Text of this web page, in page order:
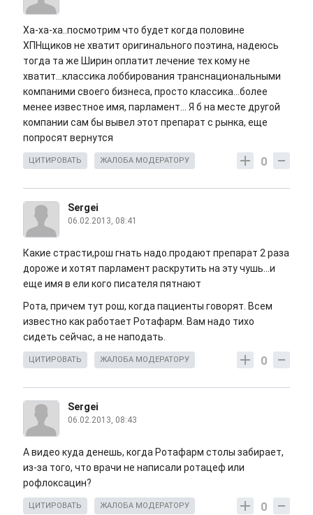
Ха-ха-ха..посмотрим что будет когда половине
ХПНщиков не хватит оригинального поэтина, надеюсь
тогда та же Ширин оплатит лечение тех кому не
хватит...классика лоббирования транснациональными
компаними своего бизнеса, просто классика...более
менее известное имя, парламент... Я б на месте другой
компании сам бы вывел этот препарат с рынка, еще
попросят вернутся
0
ЦИТИРОВАТЬ ЖАЛОБА МОДЕРАТОРУ
Sergei
06.02.2013, 08:41
Какие страсти,рош гнать надо.продают препарат 2 раза
дороже и хотят парламент раскрутить на эту чушь...и
еще имя в ели кого писателя пятнают
Рота, причем тут рош, когда пациенты говорят. Всем
известно как работает Ротафарм. Вам надо тихо
сидеть сейчас, а не наподать.
0
ЦИТИРОВАТЬ ЖАЛОБА МОДЕРАТОРУ
Sergei
06.02.2013, 08:43
А видео куда денешь, когда Ротафарм столы забирает,
из-за того, что врачи не написали ротацеф или
рофлоксацин?
0
ЦИТИРОВАТЬ ЖАЛОБА МОДЕРАТОРУ